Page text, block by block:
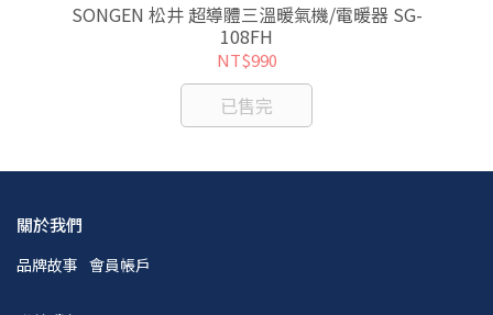
SONGEN 松井 超導體三溫暖氣機/電暖器 SG-
108FH
NT$990
已售完
關於我們
品牌故事 會員帳戶